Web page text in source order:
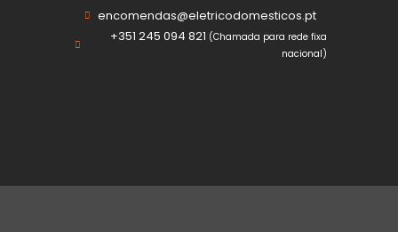
encomendas@eletricodomesticos.pt
+351 245 094 821 (Chamada para rede fixa
nacional)